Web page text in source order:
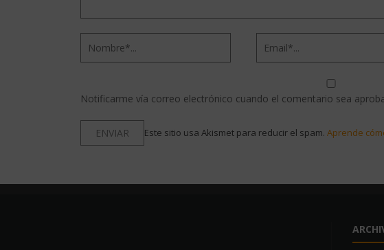
Notificarme vía correo electrónico cuando el comentario sea
Este sitio usa Akismet para reducir el spam. Aprende